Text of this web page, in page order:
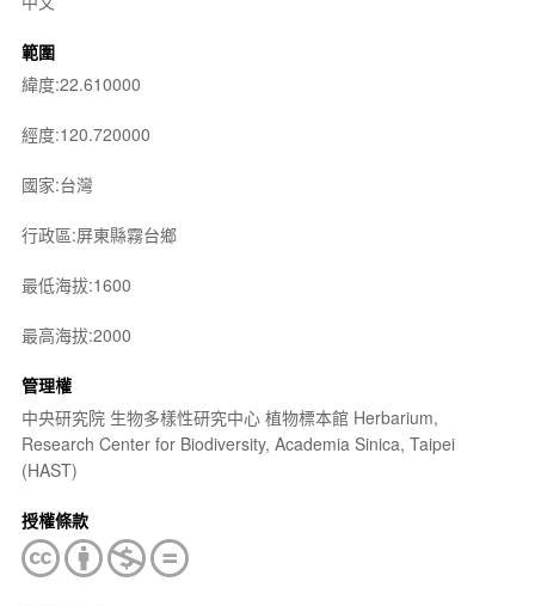
範圍
緯度:22.610000
經度:120.720000
國家:台灣
行政區:屏東縣霧台鄉
最低海拔:1600
最高海拔:2000
管理權
中央研究院 生物多樣性研究中心 植物標本館 Herbarium,
Research Center for Biodiversity, Academia Sinica, Taipei
(HAST)
授權條款